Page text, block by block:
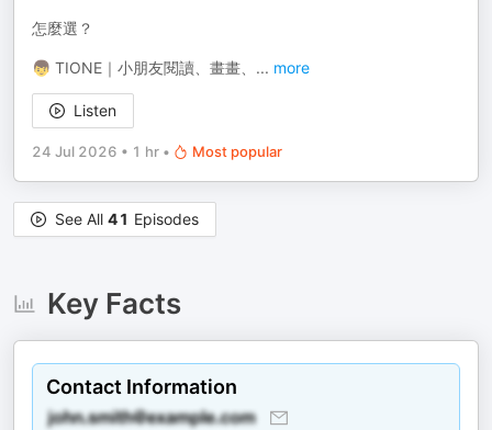
怎麼選？
👦 TIONE｜小朋友閱讀、畫畫、 ... more
Listen
24 Jul 2026 • 1 hr • Most popular
See All 41 Episodes
Key Facts
Contact Information